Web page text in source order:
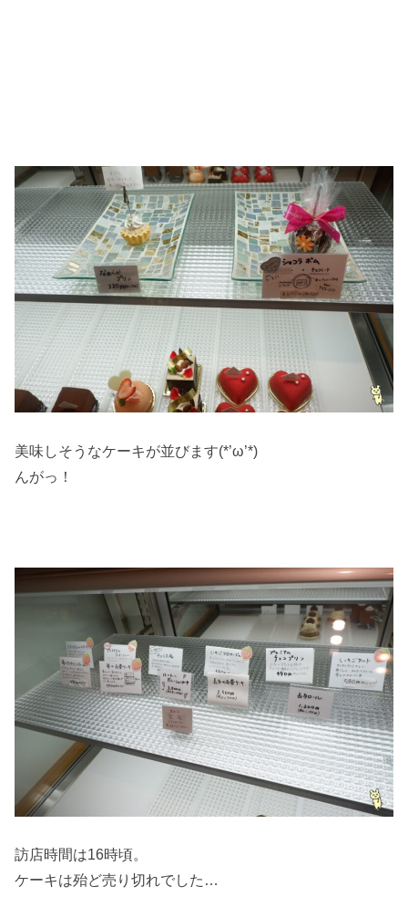
美味しそうなケーキが並びます(*’ω’*)
んがっ！
訪店時間は16時頃。
ケーキは殆ど売り切れでした…